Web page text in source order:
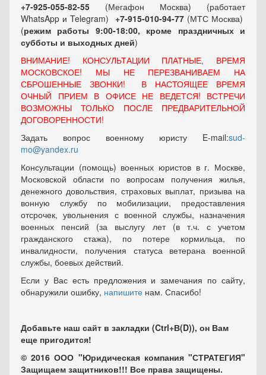
+7-925-055-82-55 (Мегафон Москва) (работает
WhatsApp и Telegram) +7-915-010-94-77 (МТС Москва)
(режим работы 9:00-18:00, кроме праздничных и
субботы и выходных дней)
ВНИМАНИЕ! КОНСУЛЬТАЦИИ ПЛАТНЫЕ, ВРЕМЯ
МОСКОВСКОЕ! МЫ НЕ ПЕРЕЗВАНИВАЕМ НА
СБРОШЕННЫЕ ЗВОНКИ! В НАСТОЯЩЕЕ ВРЕМЯ
ОЧНЫЙ ПРИЕМ В ОФИСЕ НЕ ВЕДЕТСЯ! ВСТРЕЧИ
ВОЗМОЖНЫ ТОЛЬКО ПОСЛЕ ПРЕДВАРИТЕЛЬНОЙ
ДОГОВОРЕННОСТИ!
Задать вопрос военному юристу E-mail:sud-
mo@yandex.ru
Консультации (помощь) военных юристов в г. Москве,
Московской области по вопросам получения жилья,
денежного довольствия, страховых выплат, призыва на
вонную службу по мобилизации, предоставления
отсрочек, увольнения с военной службы, назначения
военных пенсий (за выслугу лет (в т.ч. с учетом
гражданского стажа), по потере кормильца, по
инвалидности, получения статуса ветерана военной
службы, боевых действий.
Если у Вас есть предложения и замечания по сайту,
обнаружили ошибку, напишите нам. Спасибо!
Добавьте наш сайт в закладки (Ctrl+В(D)), он Вам
еще пригодится!
© 2016 ООО "Юридическая компания "СТРАТЕГИЯ"
Защищаем защитников!!! Все права защищены.